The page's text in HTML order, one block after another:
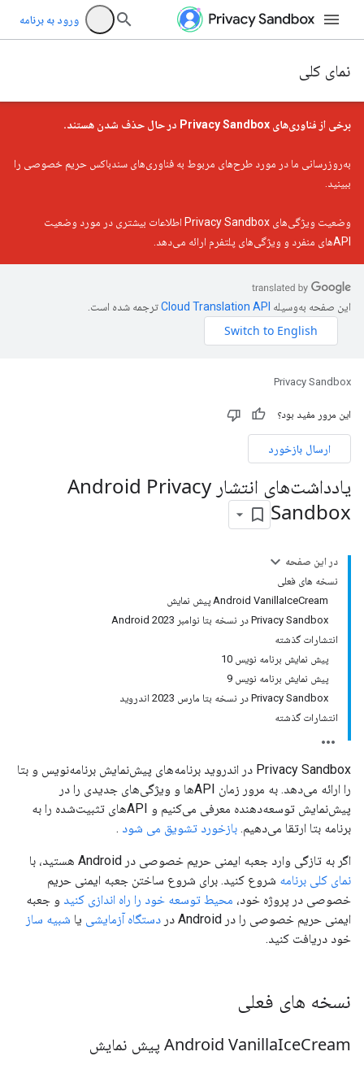
ورود به برنامه
نمای کلی
برخی از فناوری‌های Privacy Sandbox در حال حذف شدن هستند.
به‌روزرسانی ما در مورد طرح‌های مربوط به فناوری‌های سندباکس حریم خصوصی را
ببینید.
وضعیت ویژگی‌های Privacy Sandbox
اطلاعات بیشتری در مورد وضعیت
APIهای منفرد و ویژگی‌های پلتفرم ارائه می‌دهد.
این صفحه به‌وسیله ترجمه شده است.
Privacy Sandbox
این مرور مفید بود؟
ارسال بازخورد
یادداشت‌های انتشار Android Privacy
Sandbox
در این صفحه
نسخه های فعلی
Android VanillaIceCream پیش نمایش
Privacy Sandbox در نسخه بتا نوامبر 2023 Android
انتشارات گذشته
پیش نمایش برنامه نویس 10
پیش نمایش برنامه نویس 9
Privacy Sandbox در نسخه بتا مارس 2023 اندروید
انتشارات گذشته
Privacy Sandbox در اندروید برنامه‌های پیش‌نمایش برنامه‌نویس و بتا
را ارائه می‌دهد. به مرور زمان APIها و ویژگی‌های جدیدی را در
پیش‌نمایش توسعه‌دهنده معرفی می‌کنیم و APIهای تثبیت‌شده را به
برنامه بتا ارتقا می‌دهیم. بازخورد تشویق می شود .
اگر به تازگی وارد جعبه ایمنی حریم خصوصی در Android هستید، با
نمای کلی برنامه شروع کنید. برای شروع ساختن جعبه ایمنی حریم
خصوصی در پروژه خود، محیط توسعه خود را راه اندازی کنید و جعبه
ایمنی حریم خصوصی را در Android در
دستگاه آزمایشی یا شبیه ساز
خود دریافت کنید.
نسخه های فعلی
Android VanillaIceCream پیش نمایش